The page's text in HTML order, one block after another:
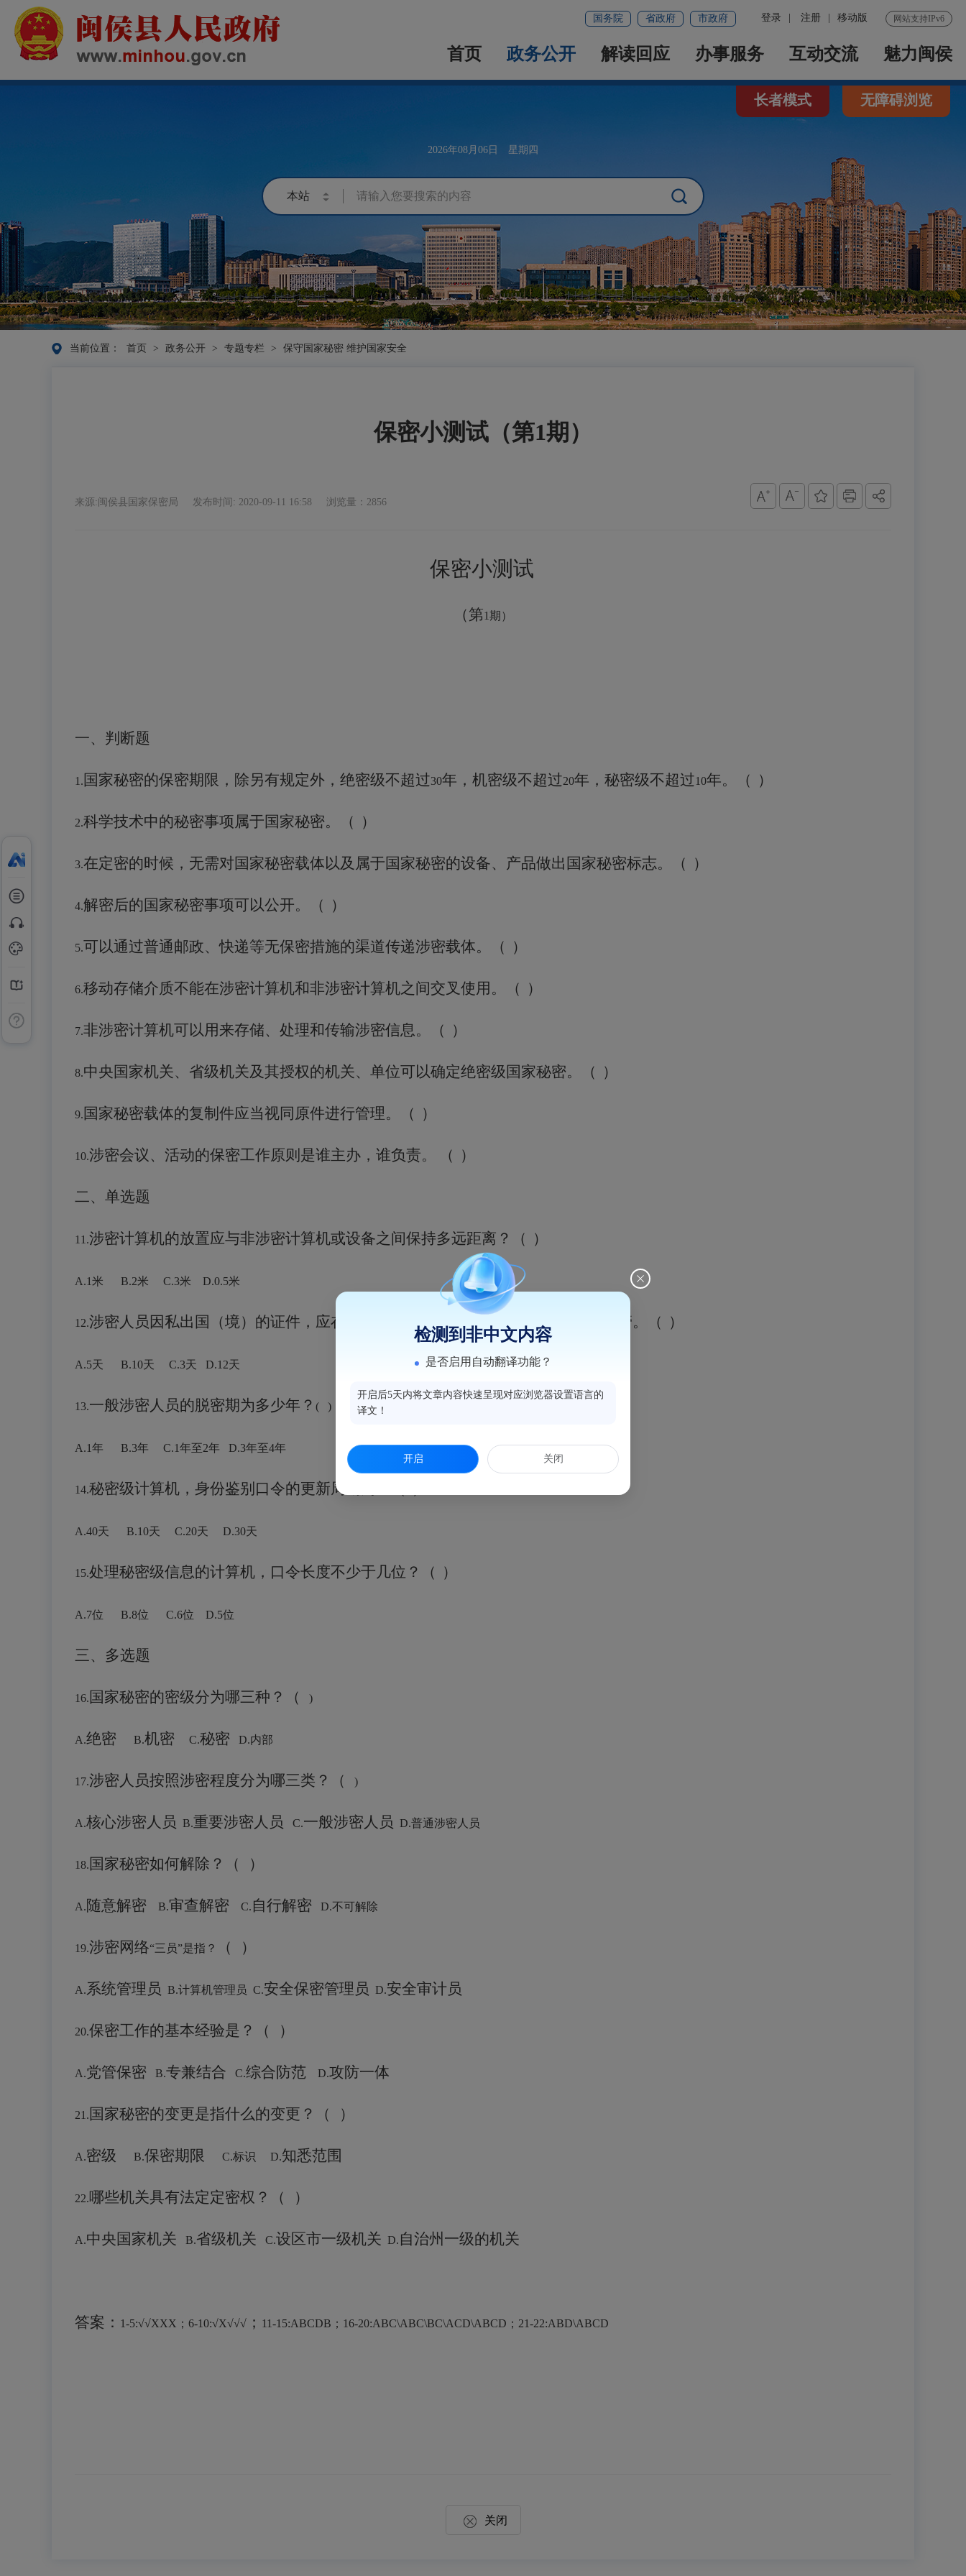
网站支持IPv6
登录 注册 移动版
国务院 省政府 市政府
首页 政务公开 解读回应 办事服务 互动交流 魅力闽侯
2026年08月06日 星期四
长者模式 无障碍浏览
当前位置： 首页 > 政务公开 > 专题专栏 > 保守国家秘密 维护国家安全
保密小测试（第1期）
来源:闽侯县国家保密局 发布时间: 2020-09-11 16:58 浏览量：2856
保密小测试
（第1期）
一、判断题
1. 国家秘密的保密期限，除另有规定外，绝密级不超过30年 ， 机密级不超过20年 ， 秘密级不超过10年。 （ ）
2.科学技术中的秘密事项属于国家秘密。 （ ）
3.在定密的时候， 无需对国家秘密载体以及属于国家秘密的设备、产品做出国家秘密标志。 （ ）
4.解密后的国家秘密事项可以公开。 （ ）
5.可以通过普通邮政、快递等无保密措施的渠道传递涉密载体。 （ ）
6.移动存储介质不能在涉密计算机和非涉密计算机之间交叉使用 。 （ ）
7.非涉密计算机可以用来存储、处理和传输涉密信息。 （ ）
8.中央国家机关、省级机关及其授权的机关、单位可以确定绝密级国家秘密。 （ ）
9. 国家秘密载体的复制件应当视同原件进行管理。 （ ）
10.涉密会议、活动的保密工作原则是谁主办，谁负责。 （ ）
二、单选题
11.涉密计算机的放置应与非涉密计算机或设备之间保持多远距离？ （ ）
A.1米 B.2米 C.3米 D.0.5米
12.涉密人员因私出国（境）的证件，应在回国（境）几天内交组织人事部门集中保管。 （ ）
A.5天 B.10天 C.3天 D.12天
13.一般涉密人员的脱密期为多少年？ ( )
A.1年 B.3年 C.1年至2年 D.3年至4年
14.秘密级计算机，身份鉴别口令的更新周期为？
A.40天 B.10天 C.20天 D.30天
15.处理秘密级信息的计算机，口令长度不少于几位？ （ ）
A.7位 B.8位 C.6位 D.5位
三、多选题
16. 国家秘密的密级分为哪三种？ （ )
A.绝密 B.机密 C.秘密 D.内部
17.涉密人员按照涉密程度分为哪三类？ （ )
A.核心涉密人员 B.重要涉密人员 C.一般涉密人员 D.普通涉密人员
18. 国家秘密如何解除？ （ ）
A.随意解密 B.审查解密 C. 自行解密 D.不可解除
19.涉密网络“三员”是指？ （ ）
A.系统管理员 B.计算机管理员 C.安全保密管理员 D.安全审计员
20.保密工作的基本经验是？ （ ）
A.党管保密 B.专兼结合 C.综合防范 D.攻防一体
21. 国家秘密的变更是指什么的变更？ （ ）
A.密级 B.保密期限 C.标识 D.知悉范围
22.哪些机关具有法定定密权？ （ ）
A.中央国家机关 B.省级机关 C.设区市一级机关 D. 自治州一级的机关
答案： 1-5:√√XXX；6-10:√X√√√ ； 11-15:ABCDB；16-20:ABC\ABC\BC\ACD\ABCD；21-22:ABD\ABCD
关闭
检测到非中文内容
是否启用自动翻译功能？
开启后5天内将文章内容快速呈现对应浏览器设置语言的
译文！
开启 关闭